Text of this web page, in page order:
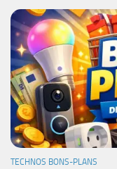
TECHNOS BONS-PLANS